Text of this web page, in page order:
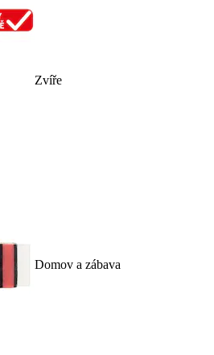
Zvíře
Domov a zábava